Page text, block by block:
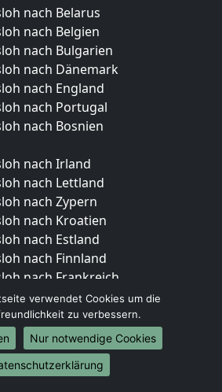
nach Belarus
nach Belgien
nach Bulgarien
nach Dänemark
nach England
nach Portugal
nach Bosnien
nach Irland
nach Lettland
nach Zypern
nach Kroatien
nach Estland
nach Finnland
nach Frankreich
nach Griechenland
nach Italien
nach Liechtenstein
nach Luxemburg
nach Niederlande
verwendet Cookies um die
zu verbessern.
Nur notwendige Cookies